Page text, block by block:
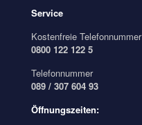
Service
Kostenfreie Telefonnummer
0800 122 122 5
Telefonnummer
089 / 307 604 93
Öffnungszeiten: